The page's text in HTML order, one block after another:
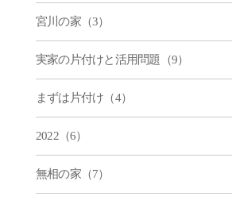
宮川の家（3）
実家の片付けと活用問題（9）
まずは片付け（4）
2022（6）
無相の家（7）